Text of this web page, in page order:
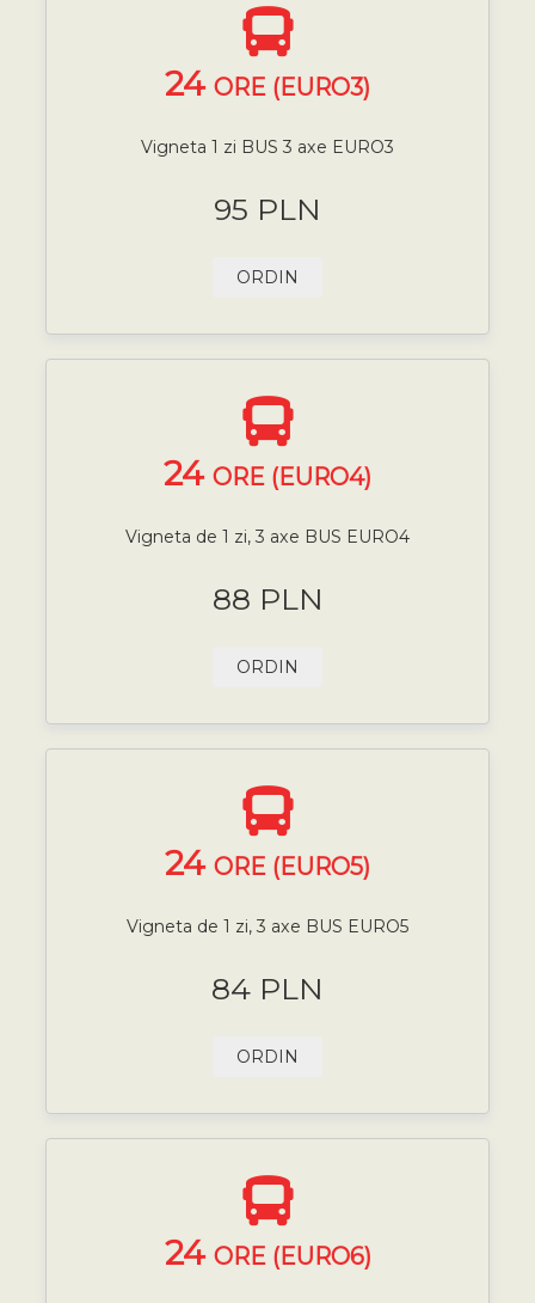
24 ORE (EURO3)
Vigneta 1 zi BUS 3 axe EURO3
95 PLN
ORDIN
24 ORE (EURO4)
Vigneta de 1 zi, 3 axe BUS EURO4
88 PLN
ORDIN
24 ORE (EURO5)
Vigneta de 1 zi, 3 axe BUS EURO5
84 PLN
ORDIN
24 ORE (EURO6)